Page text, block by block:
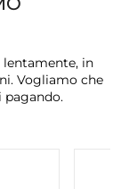
lentamente, in
Vogliamo che
pagando.